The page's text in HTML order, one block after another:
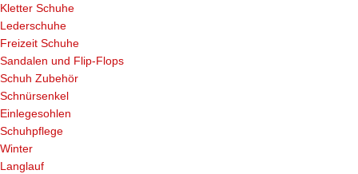
Kletter Schuhe
Lederschuhe
Freizeit Schuhe
Sandalen und Flip-Flops
Schuh Zubehör
Schnürsenkel
Einlegesohlen
Schuhpflege
Winter
Langlauf